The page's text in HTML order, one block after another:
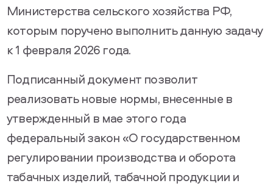
Министерства сельского хозяйства РФ,
которым поручено выполнить данную задачу
к 1 февраля 2026 года.
Подписанный документ позволит
реализовать новые нормы, внесенные в
утвержденный в мае этого года
федеральный закон «О государственном
регулировании производства и оборота
табачных изделий, табачной продукции и